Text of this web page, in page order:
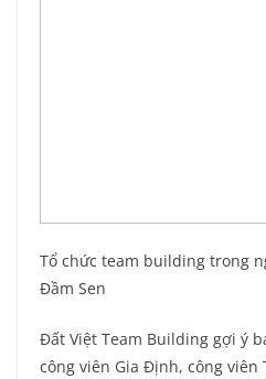
Tổ chức team building trong
Đầm Sen
Đất Việt Team Building gợi ý
công viên Gia Định, công viên